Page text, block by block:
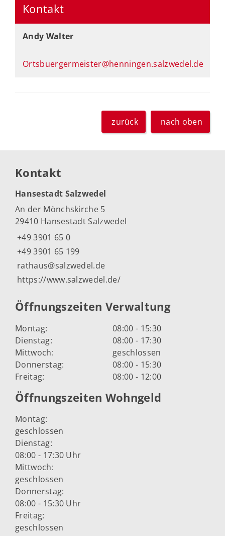
Kontakt
Andy Walter
Ortsbuergermeister@henningen.salzwedel.de
zurück nach oben
Kontakt
Hansestadt Salzwedel
An der Mönchskirche 5
29410 Hansestadt Salzwedel
+49 3901 65 0
+49 3901 65 199
rathaus@salzwedel.de
https://www.salzwedel.de/
Öffnungszeiten Verwaltung
Montag:
08:00 - 15:30
Dienstag:
08:00 - 17:30
Mittwoch:
geschlossen
Donnerstag:
08:00 - 15:30
Freitag:
08:00 - 12:00
Öffnungszeiten Wohngeld
Montag:
geschlossen
Dienstag:
08:00 - 17:30 Uhr
Mittwoch:
geschlossen
Donnerstag:
08:00 - 15:30 Uhr
Freitag:
geschlossen